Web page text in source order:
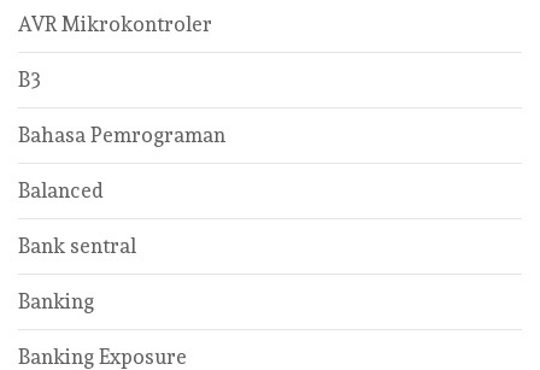
AVR Mikrokontroler
B3
Bahasa Pemrograman
Balanced
Bank sentral
Banking
Banking Exposure